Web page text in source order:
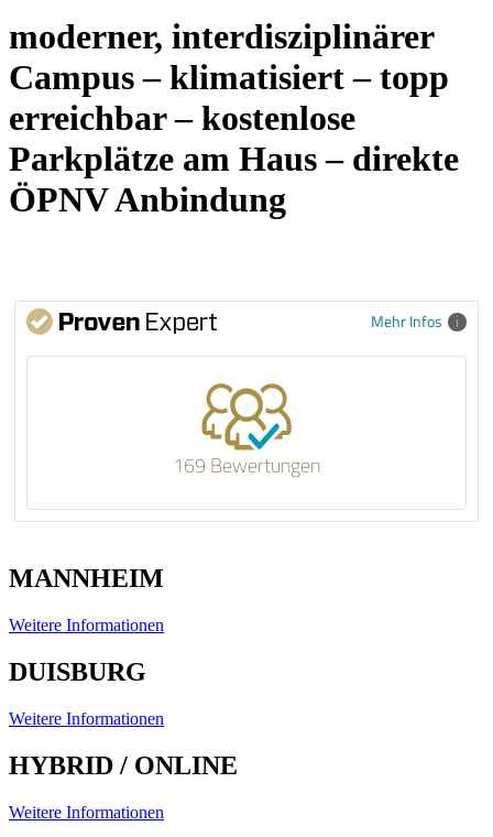
moderner, interdisziplinärer
Campus – klimatisiert – topp
erreichbar – kostenlose
Parkplätze am Haus – direkte
ÖPNV Anbindung
Mehr Infos
169 Bewertungen
MANNHEIM
Weitere Informationen
DUISBURG
Weitere Informationen
HYBRID / ONLINE
Weitere Informationen